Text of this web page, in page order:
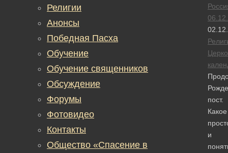
пост.
Какое
и
Религии
Анонсы
Победная Пасха
Обучение
Обучение священников
Обсуждение
Форумы
Фотовидео
Контакты
Общество «Спасение в